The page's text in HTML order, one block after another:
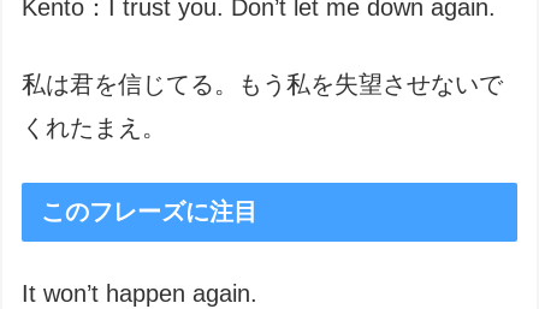
Kento：I trust you. Don’t let me down again.
私は君を信じてる。もう私を失望させないで
くれたまえ。
このフレーズに注目
It won’t happen again.